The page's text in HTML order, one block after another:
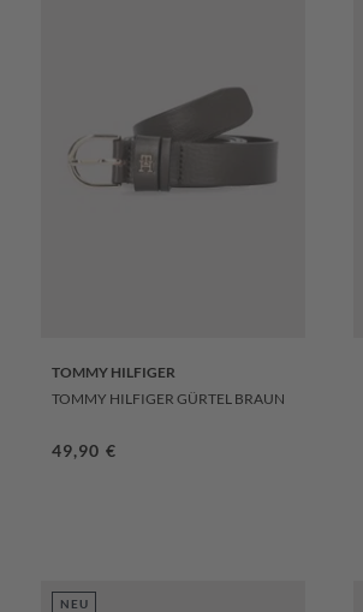
TOMMY HILFIGER
TOMMY HILFIGER GÜRTEL BRAUN
Regulärer Preis:
49,90 €
NEU